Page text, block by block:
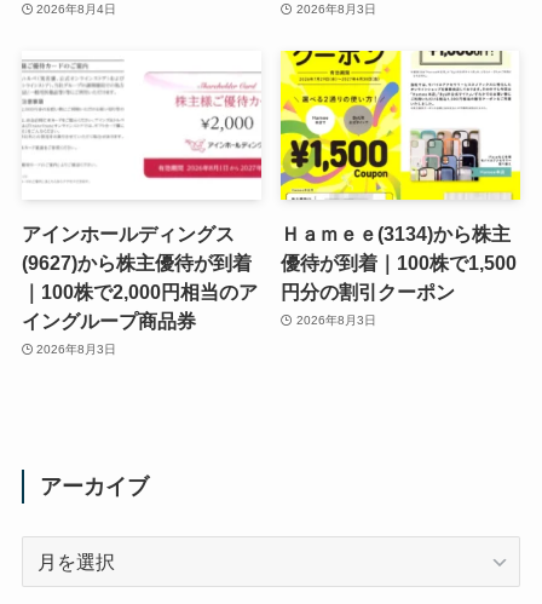
2026年8月4日 2026年8月3日
アインホールディングス
(9627)から株主優待が到着
｜100株で2,000円相当のア
イングループ商品券
2026年8月3日
Ｈａｍｅｅ(3134)から株主
優待が到着｜100株で1,500
円分の割引クーポン
2026年8月3日
アーカイブ